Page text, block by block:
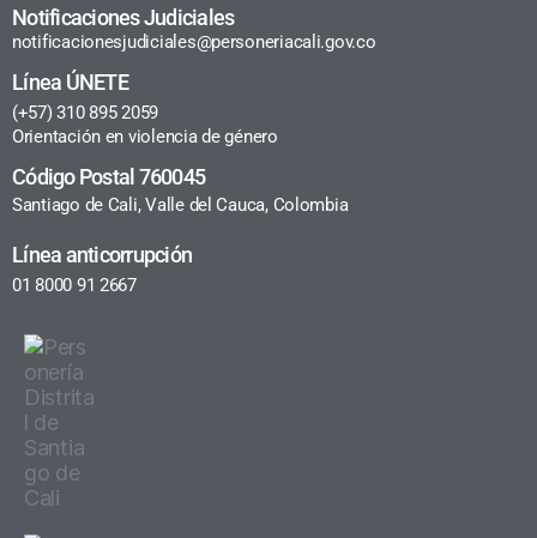
Notificaciones Judiciales
notificacionesjudiciales@personeriacali.gov.co
Línea ÚNETE
(+57) 310 895 2059
Orientación en violencia de género
Código Postal 760045
Santiago de Cali, Valle del Cauca, Colombia
Línea anticorrupción
01 8000 91 2667